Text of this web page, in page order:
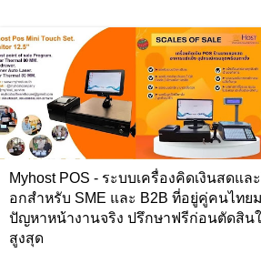
Myhost POS - ระบบเครื่องคิดเงินสดแ
อกสำหรับ SME และ B2B ที่อยู่คู่คนไทย
ปัญหาหน้างานจริง ปรึกษาฟรีก่อนตัดสิน
สูงสุด